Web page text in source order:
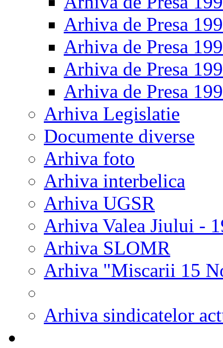
Arhiva de Presa
Arhiva de Presa
Arhiva de Presa
Arhiva de Presa
Arhiva Legislatie
Documente diverse
Arhiva foto
Arhiva interbelica
Arhiva UGSR
Arhiva Valea Jiului -
Arhiva SLOMR
Arhiva "Miscarii 15
Arhiva sindicatelor